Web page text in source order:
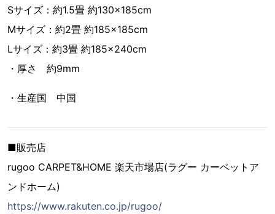
Sサイズ：約1.5畳 約130×185cm
Mサイズ：約2畳 約185×185cm
Lサイズ：約3畳 約185×240cm
・厚さ 約9mm
・生産国 中国
■販売店
rugoo CARPET&HOME 楽天市場店(ラグー カーペットア
ンドホーム)
https://www.rakuten.co.jp/rugoo/